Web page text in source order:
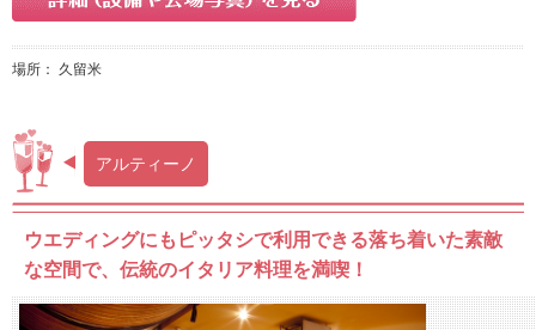
場所： 久留米
アルティーノ
ウエディングにもピッタシで利用できる落ち着いた素敵
な空間で、伝統のイタリア料理を満喫！